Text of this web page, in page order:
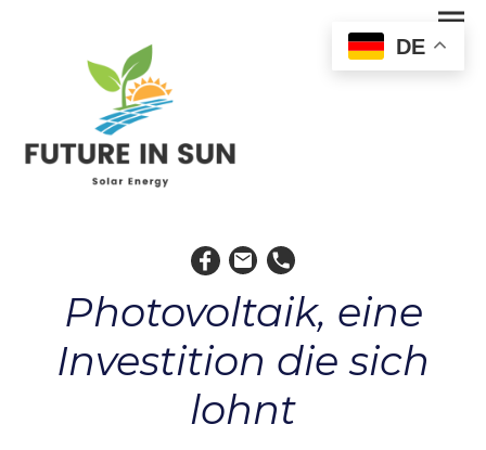
Photovoltaik, eine
Investition die sich
lohnt
DE